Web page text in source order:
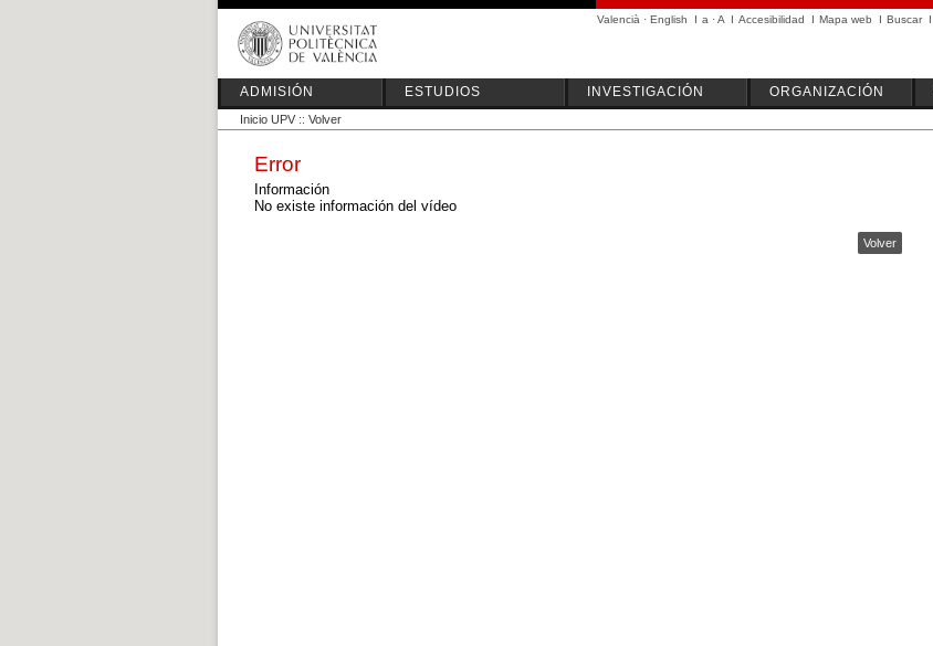
Valencià · English I a ·A I Accesibilidad I Mapa web I Buscar I
ADMISIÓN ESTUDIOS INVESTIGACIÓN ORGANIZACIÓN
Inicio UPV :: Volver
Error
Información
No existe información del vídeo
Volver